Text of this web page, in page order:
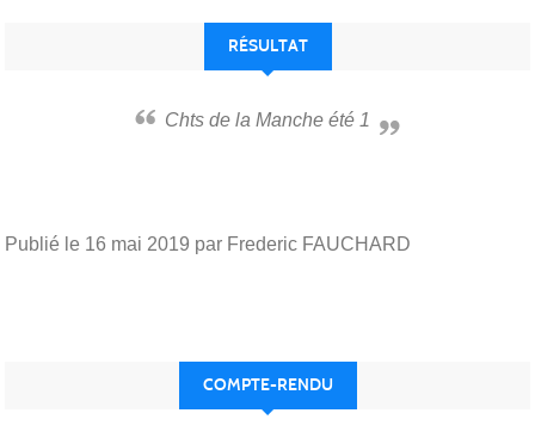
RÉSULTAT
Chts de la Manche été 1
Publié le 16 mai 2019 par Frederic FAUCHARD
COMPTE-RENDU